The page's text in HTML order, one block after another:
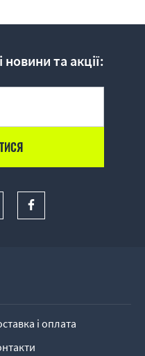
та акції:
і оплата